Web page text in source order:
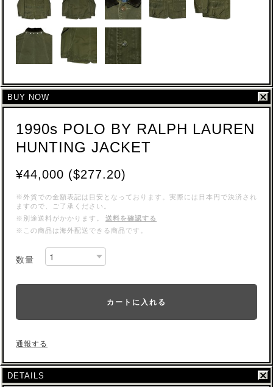
BUY NOW
1990s POLO BY RALPH LAUREN
HUNTING JACKET
¥44,000 ($277.20)
※外貨での金額表記は目安となっております。実際には日本円で決済され
ますので、ご了承ください。
※別途送料がかかります。
送料を確認する
※この商品は海外配送できる商品です。
数量
カートに入れる
通報する
DETAILS